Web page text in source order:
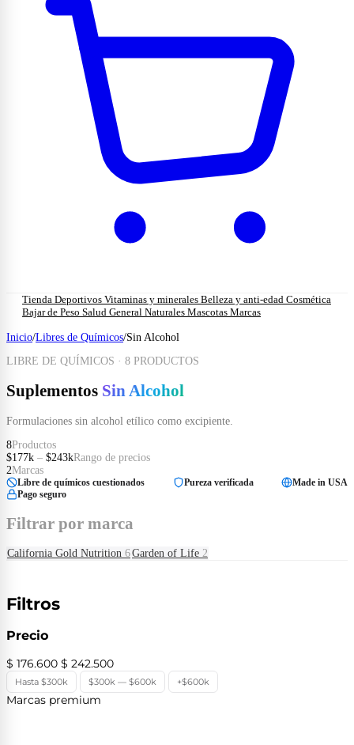
Tienda Deportivos Vitaminas y minerales Belleza y anti-edad Cosmética
Bajar de Peso Salud General Naturales Mascotas Marcas
Inicio/Libres de Químicos/Sin Alcohol
LIBRE DE QUÍMICOS · 8 PRODUCTOS
Suplementos Sin Alcohol
Formulaciones sin alcohol etílico como excipiente.
8Productos
$177k – $243kRango de precios
2Marcas
Libre de químicos cuestionados Pureza verificada
Made in USA
Pago seguro
Filtrar por marca
California Gold Nutrition 6Garden of Life 2
Filtros
Precio
$ 176.600 $ 242.500
Hasta $300k $300k — $600k +$600k
Marcas premium